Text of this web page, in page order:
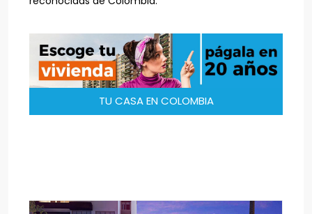
TU CASA EN COLOMBIA